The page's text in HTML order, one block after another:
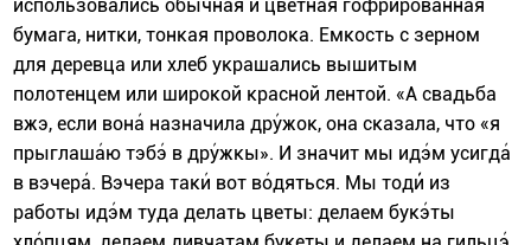
использовались обычная и цветная гофрированная
бумага, нитки, тонкая проволока. Емкость с зерном
для деревца или хлеб украшались вышитым
полотенцем или широкой красной лентой. «А свадьба
вжэ, если вона́ назначила дру́жок, она сказала, что «я
прыглаша́ю тэбэ́ в дру́жкы». И значит мы идэ́м усигда́
в вэчера́. Вэчера таки́ вот во́дяться. Мы тоди́́ из
работы идэ́м туда делать цветы: делаем букэ́ты